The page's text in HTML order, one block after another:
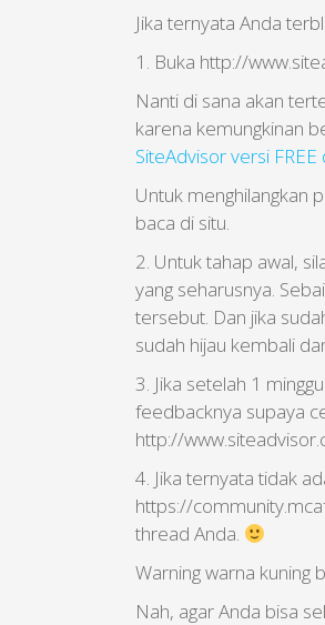
Jika ternyata Anda
1. Buka http://
Nanti di sana akan
karena kemungkinan
SiteAdvisor versi FREE
Untuk menghilangkan
baca di situ.
2. Untuk tahap awal,
yang seharusnya.
tersebut. Dan jika
sudah hijau kembali
3. Jika setelah 1
feedbacknya supaya
http://
4. Jika ternyata tidak
https://
thread Anda.
Warning warna kuning
Nah, agar Anda bisa